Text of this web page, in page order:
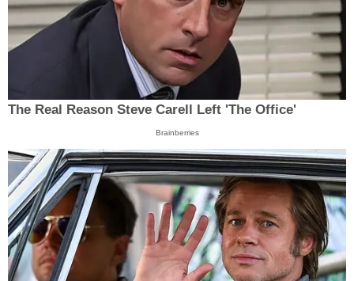
The Real Reason Steve Carell Left 'The Office'
Brainberries